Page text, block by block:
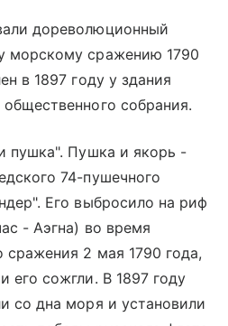
дореволюционный
морскому сражению 1790
в 1897 году у здания
общественного собрания.
пушка". Пушка и якорь -
74-пушечного
Его выбросило на риф
- Аэгна) во время
сражения 2 мая 1790 года,
его сожгли. В 1897 году
со дна моря и установили